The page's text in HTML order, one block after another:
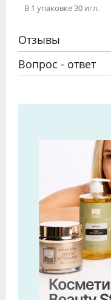
В 1 упаковке 30 игл.
Отзывы
Вопрос - ответ